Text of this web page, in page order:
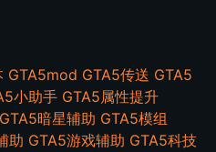
GTA5mod GTA5传送 GTA5
小助手 GTA5属性提升
GTA5暗星辅助 GTA5模组
助 GTA5游戏辅助 GTA5科技